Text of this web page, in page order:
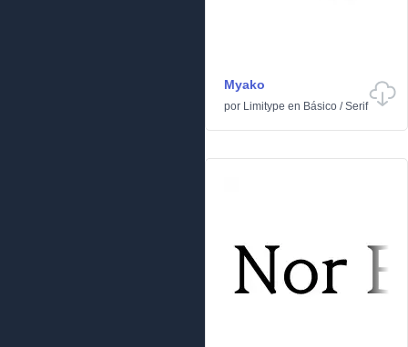
Myako
por Limitype en Básico /Serif